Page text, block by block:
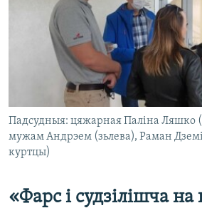
Падсудныя: цяжарная Паліна Ляшко
мужам Андрэем (зьлева), Раман
куртцы)
«Фарс і судзілішча на